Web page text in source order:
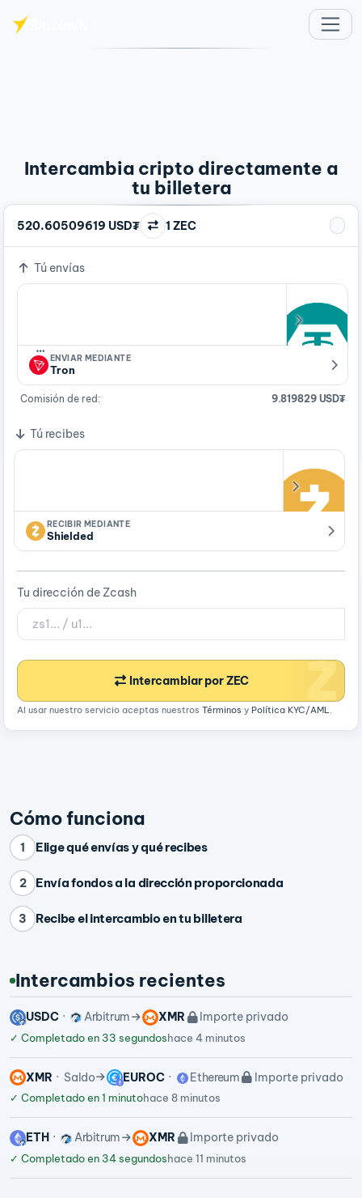
Intercambia cripto directamente a
tu billetera
520.60509619 USD₮ 1 ZEC
Tú envías
…
ENVIAR MEDIANTE
Tron
Comisión de red: 9.819829 USD₮
Tú recibes
RECIBIR MEDIANTE
Shielded
Tu dirección de Zcash
Intercambiar por ZEC
Al usar nuestro servicio aceptas nuestros Términos y Política KYC/AML.
Cómo funciona
1 Elige qué envías y qué recibes
2 Envía fondos a la dirección proporcionada
3 Recibe el intercambio en tu billetera
Intercambios recientes
USDC Arbitrum XMR Importe privado
✓ Completado en 33 segundoshace 4 minutos
XMR Saldo EUROC Ethereum Importe privado
✓ Completado en 1 minutohace 8 minutos
ETH Arbitrum XMR Importe privado
✓ Completado en 34 segundoshace 11 minutos